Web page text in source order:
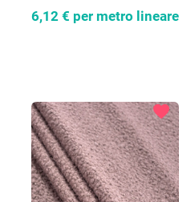
6,12 € per metro lineare
favorite